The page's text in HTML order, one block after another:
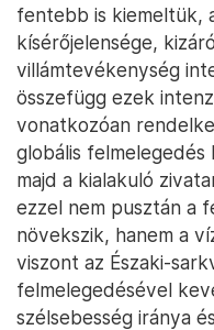
fentebb is kiemeltük,
kísérőjelensége,
villámtevékenység
összefügg ezek
vonatkozóan
globális
majd a kialakuló
ezzel nem pusztán a
növekszik, hanem a
viszont az Északi-
felmelegedésével
szélsebesség iránya